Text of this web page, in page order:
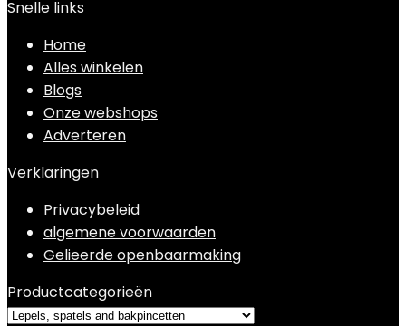
Snelle links
Home
Alles winkelen
Blogs
Onze webshops
Adverteren
Verklaringen
Privacybeleid
algemene voorwaarden
Gelieerde openbaarmaking
Productcategorieën